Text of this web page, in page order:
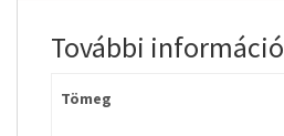
További
Tömeg